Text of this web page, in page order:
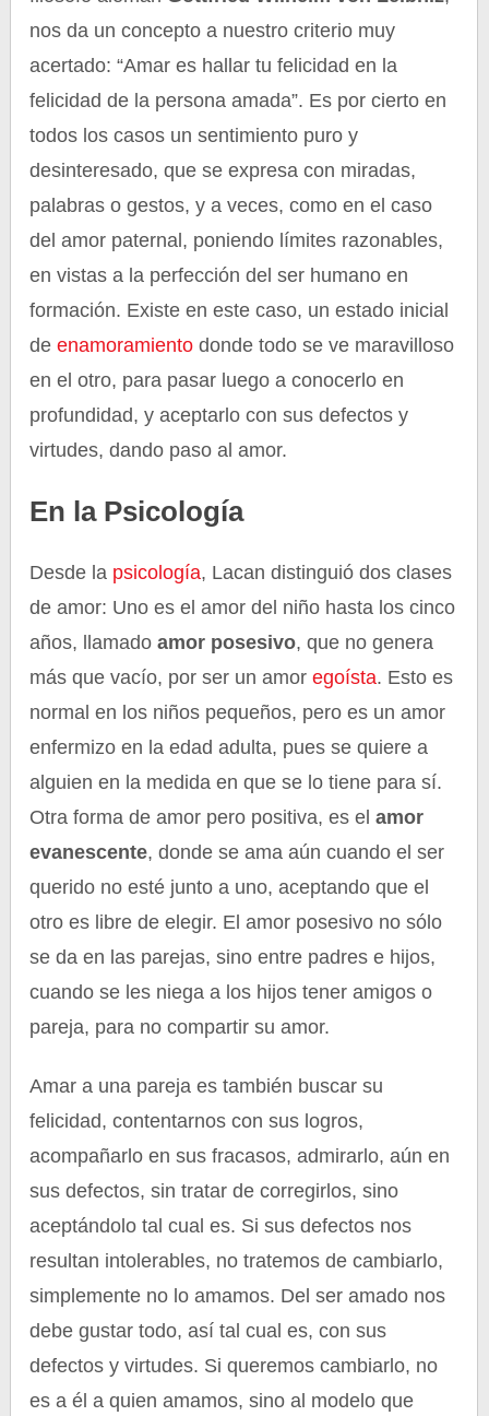
nos da un concepto a nuestro criterio muy
acertado: “Amar es hallar tu felicidad en la
felicidad de la persona amada”. Es por cierto en
todos los casos un sentimiento puro y
desinteresado, que se expresa con miradas,
palabras o gestos, y a veces, como en el caso
del amor paternal, poniendo límites razonables,
en vistas a la perfección del ser humano en
formación. Existe en este caso, un estado inicial
de enamoramiento donde todo se ve maravilloso
en el otro, para pasar luego a conocerlo en
profundidad, y aceptarlo con sus defectos y
virtudes, dando paso al amor.
En la Psicología
Desde la psicología, Lacan distinguió dos clases
de amor: Uno es el amor del niño hasta los cinco
años, llamadoamor posesivo, que no genera
más que vacío, por ser un amor egoísta. Esto es
normal en los niños pequeños, pero es un amor
enfermizo en la edad adulta, pues se quiere a
alguien en la medida en que se lo tiene para sí.
Otra forma de amor pero positiva, es elamor
evanescente, donde se ama aún cuando el ser
querido no esté junto a uno, aceptando que el
otro es libre de elegir. El amor posesivo no sólo
se da en las parejas, sino entre padres e hijos,
cuando se les niega a los hijos tener amigos o
pareja, para no compartir su amor.
Amar a una pareja es también buscar su
felicidad, contentarnos con sus logros,
acompañarlo en sus fracasos, admirarlo, aún en
sus defectos, sin tratar de corregirlos, sino
aceptándolo tal cual es. Si sus defectos nos
resultan intolerables, no tratemos de cambiarlo,
simplemente no lo amamos. Del ser amado nos
debe gustar todo, así tal cual es, con sus
defectos y virtudes. Si queremos cambiarlo, no
es a él a quien amamos, sino al modelo que